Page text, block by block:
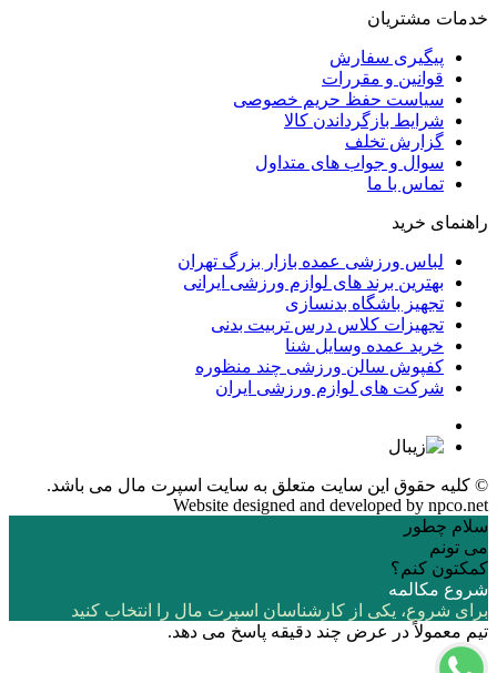
خدمات مشتریان
پیگیری سفارش
قوانین و مقررات
سیاست حفظ حریم خصوصی
شرایط بازگرداندن کالا
گزارش تخلف
سوال و جواب های متداول
تماس با ما
راهنمای خرید
لباس ورزشی عمده بازار بزرگ تهران
بهترین برند های لوازم ورزشی ایرانی
تجهیز باشگاه بدنسازی
تجهیزات کلاس درس تربیت بدنی
خرید عمده وسایل شنا
کفپوش سالن ورزشی چند منظوره
شرکت های لوازم ورزشی ایران
© کلیه حقوق این سایت متعلق به سایت اسپرت مال می باشد.
Website designed and developed by npco.net
سلام چطور
می تونم
کمکتون کنم؟
شروع مکالمه
برای شروع، یکی از کارشناسان اسپرت مال را انتخاب کنید
تیم معمولاً در عرض چند دقیقه پاسخ می دهد.